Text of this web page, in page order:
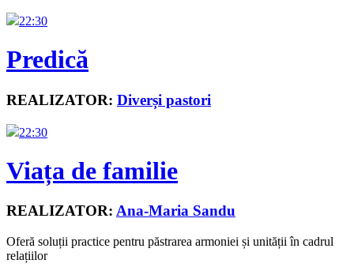
22:30
Predică
REALIZATOR: Diverși pastori
22:30
Viața de familie
REALIZATOR: Ana-Maria Sandu
Oferă soluții practice pentru păstrarea armoniei și unității în cadrul
relațiilor